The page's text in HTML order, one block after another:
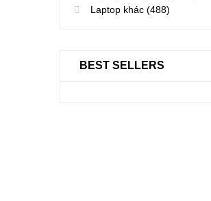
Laptop khác (488)
BEST SELLERS